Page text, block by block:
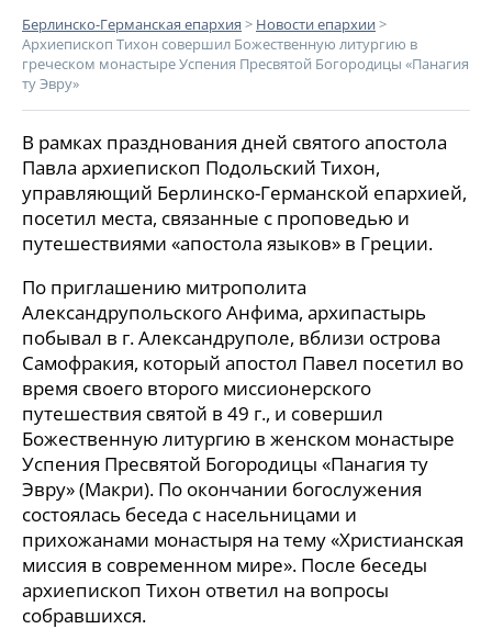
Берлинско-Германская епархия > Новости епархии>
Архиепископ Тихон совершил Божественную литургию в
греческом монастыре Успения Пресвятой Богородицы «Панагия
ту Эвру»
В рамках празднования дней святого апостола
Павла архиепископ Подольский Тихон,
управляющий Берлинско-Германской епархией,
посетил места, связанные с проповедью и
путешествиями «апостола языков» в Греции.
По приглашению митрополита
Александрупольского Анфима, архипастырь
побывал в г. Александруполе, вблизи острова
Самофракия, который апостол Павел посетил во
время своего второго миссионерского
путешествия святой в 49 г., и совершил
Божественную литургию в женском монастыре
Успения Пресвятой Богородицы «Панагия ту
Эвру» (Макри). По окончании богослужения
состоялась беседа с насельницами и
прихожанами монастыря на тему «Христианская
миссия в современном мире». После беседы
архиепископ Тихон ответил на вопросы
собравшихся.